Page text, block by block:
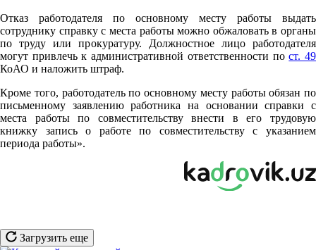
Отказ работодателя по основному месту работы выдать
сотруднику справку с места работы можно обжаловать в органы
по труду или прокуратуру. Должностное лицо работодателя
могут привлечь к административной ответственности пост. 49
КоАО и наложить штраф.
Кроме того, работодатель по основному месту работы обязан по
письменному заявлению работника на основании справки с
места работы по совместительству внести в его трудовую
книжку запись о работе по совместительству с указанием
периода работы».
Загрузить еще